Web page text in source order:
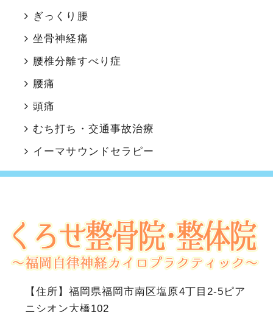
ぎっくり腰
坐骨神経痛
腰椎分離すべり症
腰痛
頭痛
むち打ち・交通事故治療
イーマサウンドセラピー
【住所】 福岡県福岡市南区塩原4丁目2-5ピア
ニシオン大橋102